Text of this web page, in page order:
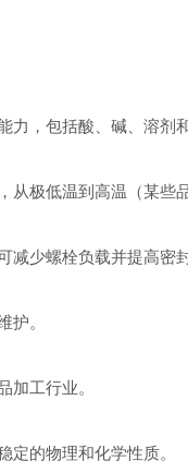
，包括酸、碱、溶剂和
极低温到高温（某些品
少螺栓负载并提高密封
。
工行业。
的物理和化学性质。